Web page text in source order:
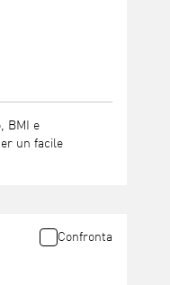
BMI e
un facile
Confronta